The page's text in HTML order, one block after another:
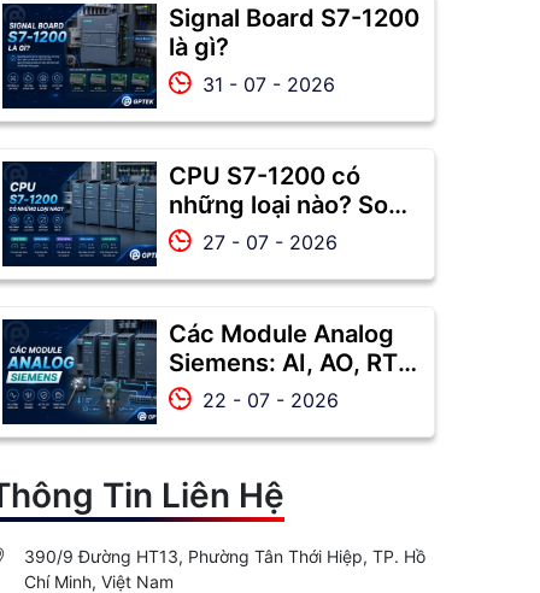
Signal Board S7-1200
là gì?
31 - 07 - 2026
CPU S7-1200 có
những loại nào? So
sánh CPU 1211C,
và 1217C
27 - 07 - 2026
Các Module Analog
Siemens: AI, AO, RTD,
Thermocouple và
22 - 07 - 2026
Tin Liên Hệ
390/9 Đường HT13, Phường Tân Thới Hiệp, TP. Hồ
Chí Minh, Việt Nam